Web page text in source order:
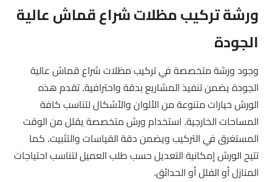
ورشة تركيب مظلات شراع قماش عالية
الجودة
وجود ورشة متخصصة في تركيب مظلات شراع قماش عالية
الجودة يضمن تنفيذ المشاريع بدقة واحترافية. تقدم هذه
الورش خيارات متنوعة من الألوان والأشكال لتناسب كافة
المساحات الخارجية. استخدام ورش متخصصة يقلل من الوقت
المستغرق في التركيب ويضمن دقة القياسات والتثبيت. كما
تتيح الورش إمكانية التعديل حسب طلب العميل لتناسب احتياجات
المنازل أو الفلل أو الحدائق.